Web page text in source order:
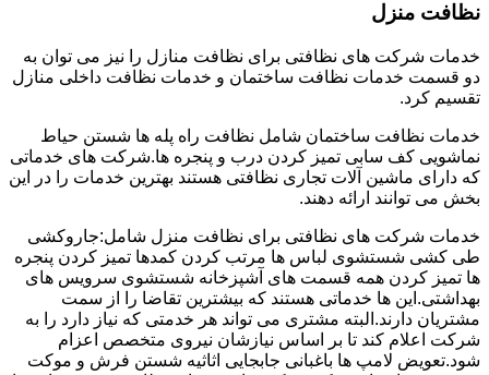
نظافت منزل
خدمات شرکت های نظافتی برای نظافت منازل را نیز می توان به
دو قسمت خدمات نظافت ساختمان و خدمات نظافت داخلی منازل
تقسیم کرد.
خدمات نظافت ساختمان شامل نظافت راه پله ها شستن حیاط
نماشویی کف سابی تمیز کردن درب و پنجره ها.شرکت های خدماتی
که دارای ماشین آلات تجاری نظافتی هستند بهترین خدمات را در این
بخش می توانند ارائه دهند.
خدمات شرکت های نظافتی برای نظافت منزل شامل:جاروکشی
طی کشی شستشوی لباس ها مرتب کردن کمدها تمیز کردن پنجره
ها تمیز کردن همه قسمت های آشپزخانه شستشوی سرویس های
بهداشتی.این ها خدماتی هستند که بیشترین تقاضا را از سمت
مشتریان دارند.البته مشتری می تواند هر خدمتی که نیاز دارد را به
شرکت اعلام کند تا بر اساس نیازشان نیروی متخصص اعزام
شود.تعویض لامپ ها باغبانی جابجایی اثاثیه شستن فرش و موکت